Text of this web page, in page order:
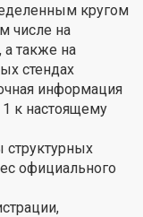
кругом
числе на
также на
стендах
информация
к настоящему
структурных
официального